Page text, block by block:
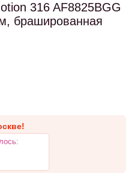
316 AF8825BGG
брашированная